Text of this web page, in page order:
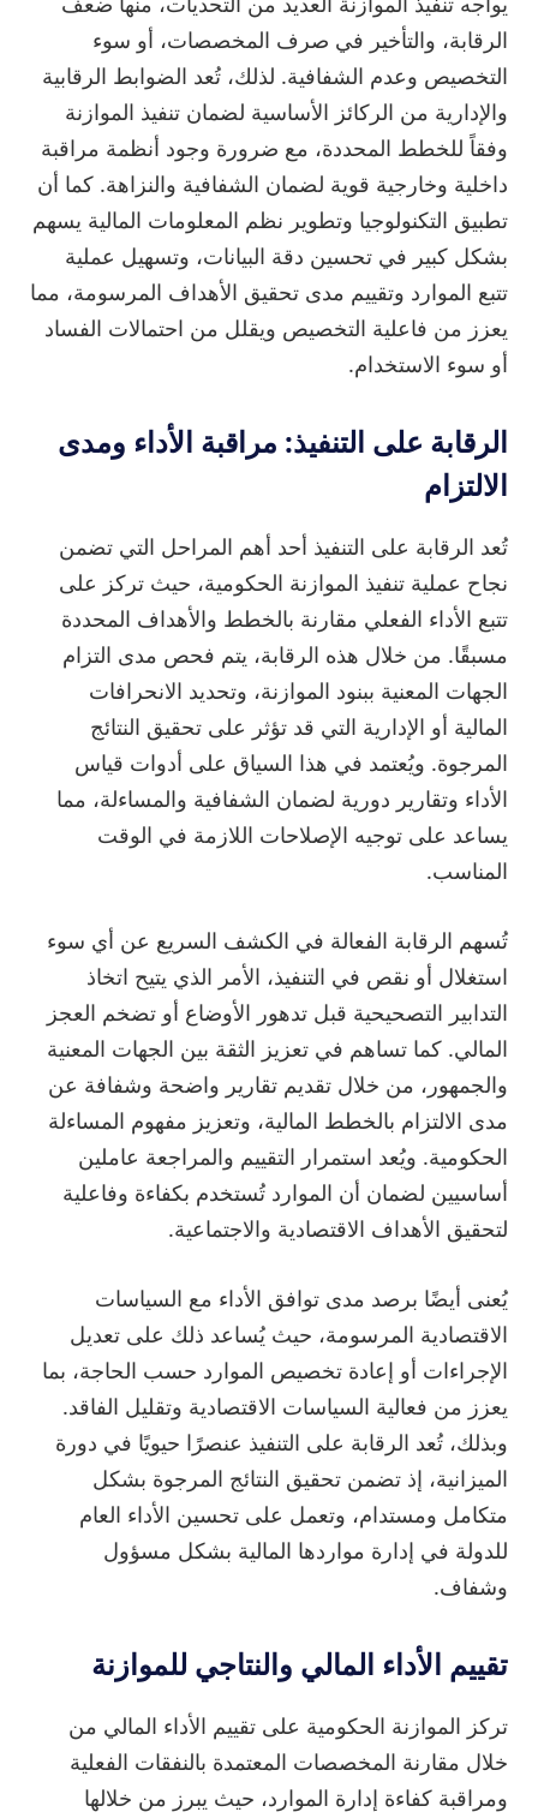
الرقابة، والتأخير في صرف المخصصات، أو سوء
التخصيص وعدم الشفافية. لذلك، تُعد الضوابط الرقابية
والإدارية من الركائز الأساسية لضمان تنفيذ الموازنة
وفقاً للخطط المحددة، مع ضرورة وجود أنظمة مراقبة
داخلية وخارجية قوية لضمان الشفافية والنزاهة. كما أن
تطبيق التكنولوجيا وتطوير نظم المعلومات المالية يسهم
بشكل كبير في تحسين دقة البيانات، وتسهيل عملية
تتبع الموارد وتقييم مدى تحقيق الأهداف المرسومة، مما
يعزز من فاعلية التخصيص ويقلل من احتمالات الفساد
أو سوء الاستخدام.
الرقابة على التنفيذ: مراقبة الأداء ومدى
الالتزام
تُعد الرقابة على التنفيذ أحد أهم المراحل التي تضمن
نجاح عملية تنفيذ الموازنة الحكومية، حيث تركز على
تتبع الأداء الفعلي مقارنة بالخطط والأهداف المحددة
مسبقًا. من خلال هذه الرقابة، يتم فحص مدى التزام
الجهات المعنية ببنود الموازنة، وتحديد الانحرافات
المالية أو الإدارية التي قد تؤثر على تحقيق النتائج
المرجوة. ويُعتمد في هذا السياق على أدوات قياس
الأداء وتقارير دورية لضمان الشفافية والمساءلة، مما
يساعد على توجيه الإصلاحات اللازمة في الوقت
المناسب.
تُسهم الرقابة الفعالة في الكشف السريع عن أي سوء
استغلال أو نقص في التنفيذ، الأمر الذي يتيح اتخاذ
التدابير التصحيحية قبل تدهور الأوضاع أو تضخم العجز
المالي. كما تساهم في تعزيز الثقة بين الجهات المعنية
والجمهور، من خلال تقديم تقارير واضحة وشفافة عن
مدى الالتزام بالخطط المالية، وتعزيز مفهوم المساءلة
الحكومية. ويُعد استمرار التقييم والمراجعة عاملين
أساسيين لضمان أن الموارد تُستخدم بكفاءة وفاعلية
لتحقيق الأهداف الاقتصادية والاجتماعية.
يُعنى أيضًا برصد مدى توافق الأداء مع السياسات
الاقتصادية المرسومة، حيث يُساعد ذلك على تعديل
الإجراءات أو إعادة تخصيص الموارد حسب الحاجة، بما
يعزز من فعالية السياسات الاقتصادية وتقليل الفاقد.
وبذلك، تُعد الرقابة على التنفيذ عنصرًا حيويًا في دورة
الميزانية، إذ تضمن تحقيق النتائج المرجوة بشكل
متكامل ومستدام، وتعمل على تحسين الأداء العام
للدولة في إدارة مواردها المالية بشكل مسؤول
وشفاف.
تقييم الأداء المالي والنتاجي للموازنة
تركز الموازنة الحكومية على تقييم الأداء المالي من
خلال مقارنة المخصصات المعتمدة بالنفقات الفعلية
ومراقبة كفاءة إدارة الموارد، حيث يبرز من خلالها